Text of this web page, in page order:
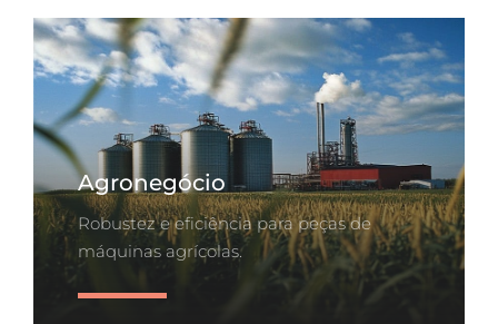
Agronegócio
Robustez e eficiência para peças de
máquinas agrícolas.